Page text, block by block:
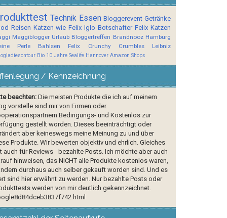
Technik Essen Bloggerevent Getränke
Reisen Katzen wie Felix Iglo Botschafter Felix Katzen
Maggiblogger Urlaub Bloggertreffen Brandnooz Hamburg
Perle
Bahlsen Felix Crunchy Crumbles Leibniz
Bio 10 Jahre Sealife Hannover Amazon Shops
/ Kennzeichnung
beachten:Die meisten Produkte die ich auf meinem
vorstelle sind mir von Firmen oder
Bedingungs- und Kostenlos zur
gestellt worden. Dieses beeinträchtigt oder
aber keineswegs meine Meinung zu und über
Produkte. Wir bewerten objektiv und ehrlich. Gleiches
auch für Reviews - bezahlte Posts. Ich möchte aber auch
hinweisen, das NICHT alle Produkte kostenlos waren,
durchaus auch selber gekauft worden sind. Und es
sind hier erwähnt zu werden. Nur bezahlte Posts oder
werden von mir deutlich gekennzeichnet.